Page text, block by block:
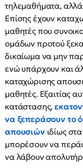
τηλεμαθήματα,
Επίσης έχουν
μαθητές που
ομάδων προτού
δικαίωμα να μην
ενώ υπάρχουν και
καταχώρισης
μαθητές. Εξαιτίας
κατάστασης,
να ξεπεράσουν το
απουσιών ιδίως
μπορέσουν να
να λάβουν